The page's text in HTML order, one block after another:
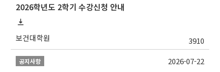
2026학년도 2학기 수강신청 안내
보건대학원 3910
공지사항 2026-07-22